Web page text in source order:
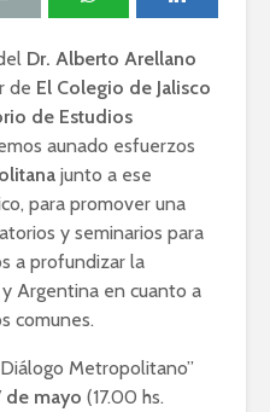
Dr. Alberto Arellano
de El Colegio de Jalisco
de Estudios
aunado esfuerzos
junto a ese
para promover una
y seminarios para
a profundizar la
Argentina en cuanto a
comunes.
Metropolitano”
de mayo (17.00 hs.